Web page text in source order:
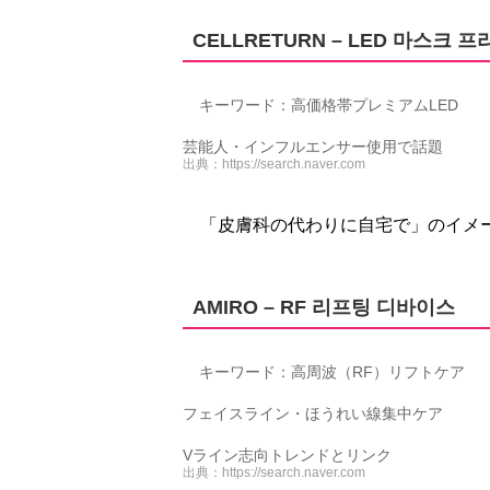
CELLRETURN – LED 마스크 프
キーワード：高価格帯プレミアムLED
芸能人・インフルエンサー使用で話題
出典： https://search.naver.com
「皮膚科の代わりに自宅で」のイメ
AMIRO – RF 리프팅 디바이스
キーワード：高周波（RF）リフトケア
フェイスライン・ほうれい線集中ケア
Vライン志向トレンドとリンク
出典： https://search.naver.com